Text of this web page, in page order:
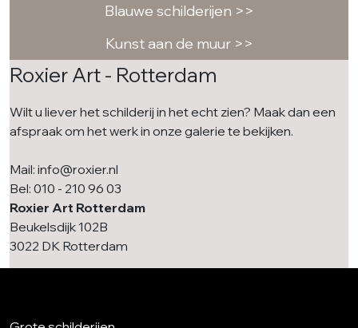
Blauwe schilderijen >>
Kunst aan de muur >>
Roxier Art - Rotterdam
Wilt u liever het schilderij in het echt zien? Maak dan een
afspraak om het werk in onze galerie te bekijken.
Mail: info@roxier.nl
Bel: 010 - 210 96 03
Roxier Art Rotterdam
Beukelsdijk 102B
3022 DK Rotterdam